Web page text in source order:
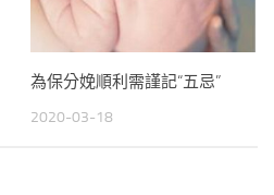
為保分娩順利需謹記“五忌”
2020-03-18